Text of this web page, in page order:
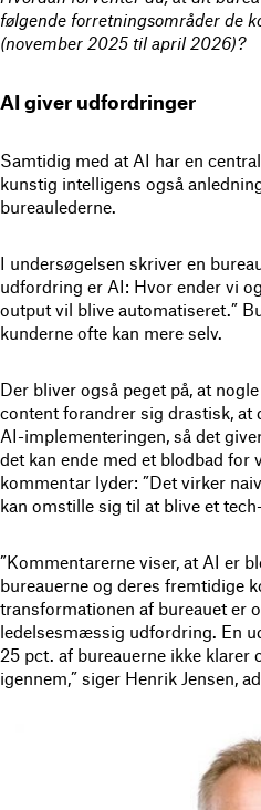
følgende forretningsområder de
(november 2025 til april 2026)?
AI giver udfordringer
Samtidig med at AI har en
kunstig intelligens også
bureaulederne.
I undersøgelsen skriver en
udfordring er AI: Hvor ender vi
output vil blive automatiseret.”
kunderne ofte kan mere selv.
Der bliver også peget på, at
content forandrer sig drastisk,
AI-implementeringen, så det
det kan ende med et blodbad for
kommentar lyder: ”Det virker
kan omstille sig til at blive et
”Kommentarerne viser, at AI er
bureauerne og deres fremtidige
transformationen af bureauet er
ledelsesmæssig udfordring. En
25 pct. af bureauerne ikke klarer
igennem,” siger Henrik Jensen,